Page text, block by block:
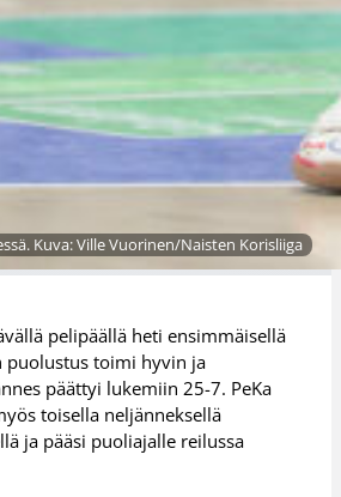
Kuva: Ville Vuorinen/Naisten Korisliiga
pelipäällä heti ensimmäisellä
puolustus toimi hyvin ja
päättyi lukemiin 25-7. PeKa
toisella neljänneksellä
ja pääsi puoliajalle reilussa